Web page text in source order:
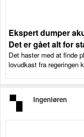
Ekspert dumper
Det er gået alt for
Det haster med at finde
lovudkast fra regeringen
Ingeniøren